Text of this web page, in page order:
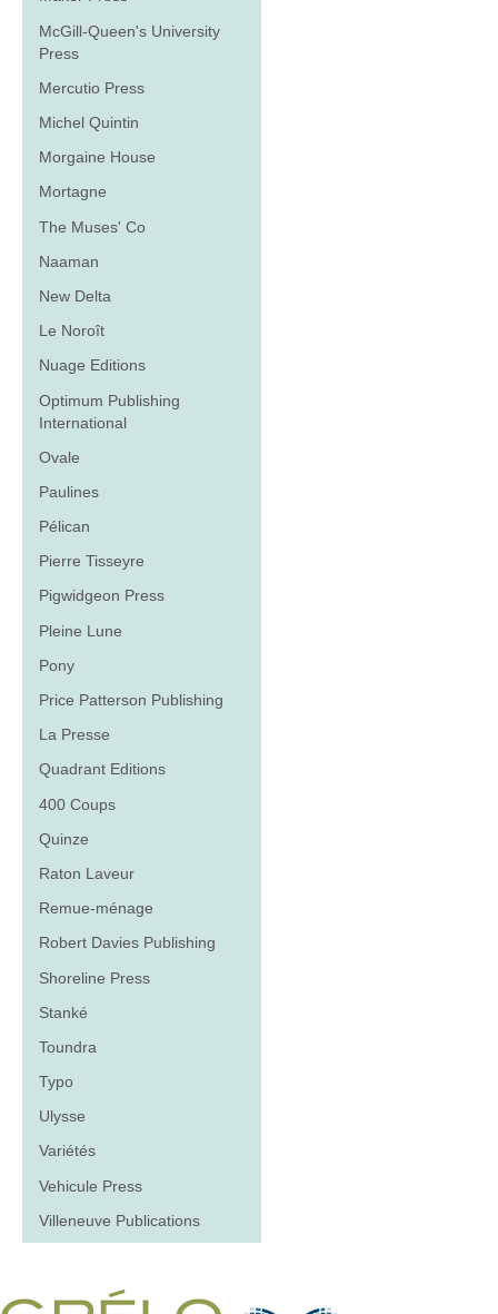
McGill-Queen's University
Press
Mercutio Press
Michel Quintin
Morgaine House
Mortagne
The Muses' Co
Naaman
New Delta
Le Noroît
Nuage Editions
Optimum Publishing
International
Ovale
Paulines
Pélican
Pierre Tisseyre
Pigwidgeon Press
Pleine Lune
Pony
Price Patterson Publishing
La Presse
Quadrant Editions
400 Coups
Quinze
Raton Laveur
Remue-ménage
Robert Davies Publishing
Shoreline Press
Stanké
Toundra
Typo
Ulysse
Variétés
Vehicule Press
Villeneuve Publications